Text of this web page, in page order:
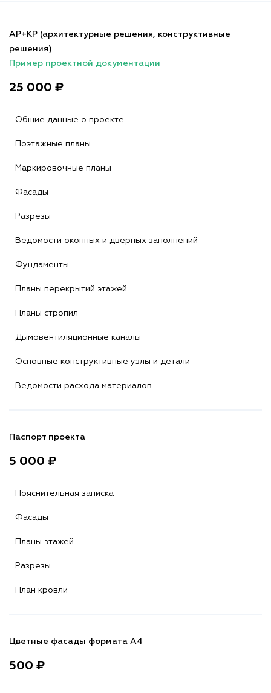
АР+КР (архитектурные решения, конструктивные
решения)
Пример проектной документации
25 000 ₽
Общие данные о проекте
Поэтажные планы
Маркировочные планы
Фасады
Разрезы
Ведомости оконных и дверных заполнений
Фундаменты
Планы перекрытий этажей
Планы стропил
Дымовентиляционные каналы
Основные конструктивные узлы и детали
Ведомости расхода материалов
Паспорт проекта
5 000 ₽
Пояснительная записка
Фасады
Планы этажей
Разрезы
План кровли
Цветные фасады формата А4
500 ₽